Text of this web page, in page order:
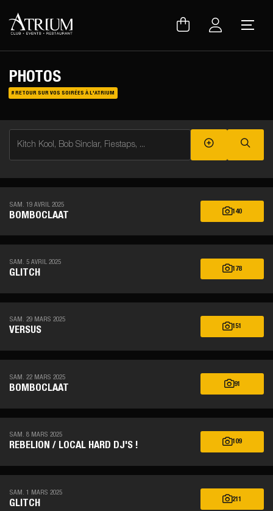
Warning: Uninitialized string offset 0 in
/var/www/vhosts/atrium.club/inc/lib/lang.lib.phpon line 150
PHOTOS
# RETOUR SUR VOS SOIRÉES À L'ATRIUM
Kitch Kool, Bob Sinclar, Fiestaps, ...
SAM. 19 AVRIL 2025
BOMBOCLAAT 140
SAM. 5 AVRIL 2025
GLITCH 178
SAM. 29 MARS 2025
VERSUS 151
SAM. 22 MARS 2025
BOMBOCLAAT 91
SAM. 8 MARS 2025
REBELION / LOCAL HARD DJ'S ! 109
SAM. 1 MARS 2025
GLITCH 211